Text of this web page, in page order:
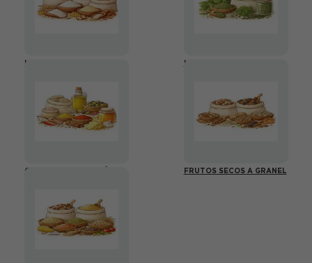
HARINAS A GRANEL HIERBAS A GRANEL
OTROS ALIMENTACIÓN
FRUTOS SECOS A GRANEL